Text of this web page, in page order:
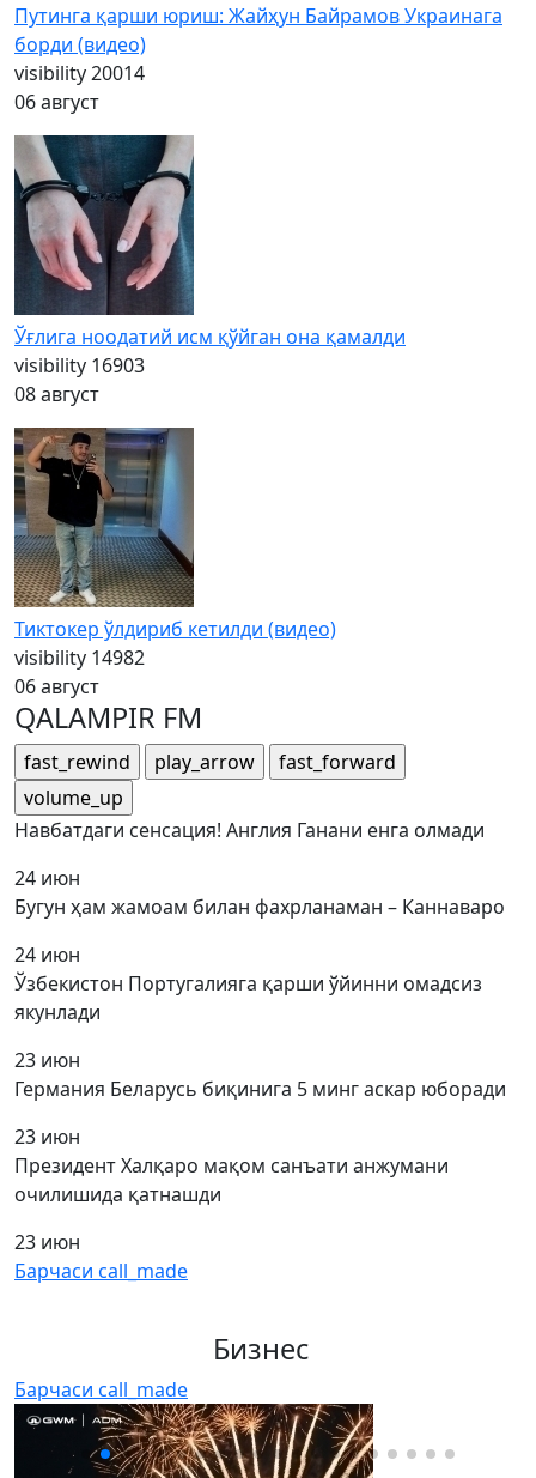
Путинга қарши юриш: Жайҳун Байрамов Украинага
борди (видео)
visibility20014
06 август
Ўғлига ноодатий исм қўйган она қамалди
visibility 16903
08 август
Тиктокер ўлдириб кетилди (видео)
visibility 14982
06 август
QALAMPIR FM
fast_rewind play_arrow
fast_forward
volume_up
Навбатдаги сенсация! Англия Ганани енга олмади
24 июн
Бугун ҳам жамоам билан фахрланаман – Каннаваро
24 июн
Ўзбекистон Португалияга қарши ўйинни омадсиз
якунлади
23 июн
Германия Беларусь биқинига 5 минг аскар юборади
23 июн
Президент Халқаро мақом санъати анжумани
очилишида қатнашди
23 июн
Барчаси call_made
Бизнес
Барчаси call_made